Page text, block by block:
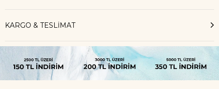
KARGO & TESLİMAT